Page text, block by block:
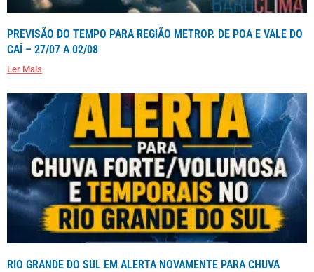
PREVISÃO DO TEMPO PARA REGIÃO METROP. DE POA E VALE DO
CAÍ – 27/07 A 02/08
Ler Mais
RIO GRANDE DO SUL EM ALERTA NOVAMENTE PARA CHUVA